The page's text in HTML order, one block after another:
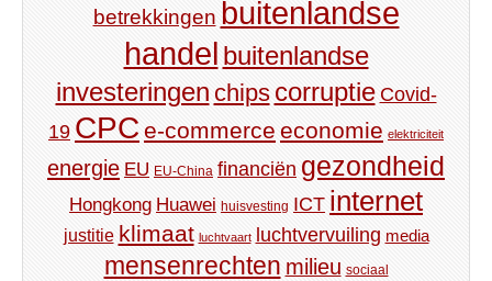
betrekkingen buitenlandse
handel buitenlandse
investeringen chips corruptie Covid-
19 CPC e-commerce economie elektriciteit
energie EU EU-China financiën gezondheid
Hongkong Huawei huisvesting ICT internet
justitie klimaat luchtvaart luchtvervuiling media
mensenrechten milieu sociaal